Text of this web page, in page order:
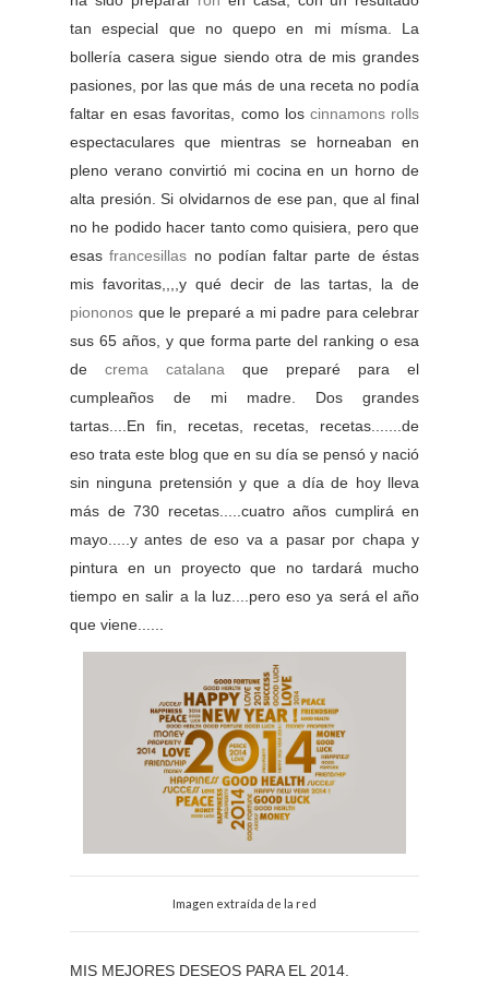
tan especial que no quepo en mi mísma. La
bollería casera sigue siendo otra de mis grandes
pasiones, por las que más de una receta no podía
faltar en esas favoritas, como los cinnamons rolls
espectaculares que mientras se horneaban en
pleno verano convirtió mi cocina en un horno de
alta presión. Si olvidarnos de ese pan, que al final
no he podido hacer tanto como quisiera, pero que
esasfrancesillas no podían faltar parte de éstas
mis favoritas,,,,y qué decir de las tartas, la de
piononos que le preparé a mi padre para celebrar
sus 65 años, y que forma parte del ranking o esa
de crema catalana que preparé para el
cumpleaños de mi madre. Dos grandes
tartas....En fin, recetas, recetas, recetas.......de
eso trata este blog que en su día se pensó y nació
sin ninguna pretensión y que a día de hoy lleva
más de 730 recetas.....cuatro años cumplirá en
mayo.....y antes de eso va a pasar por chapa y
pintura en un proyecto que no tardará mucho
tiempo en salir a la luz....pero eso ya será el año
que viene......
Imagen extraída de la red
MIS MEJORES DESEOS PARA EL 2014.